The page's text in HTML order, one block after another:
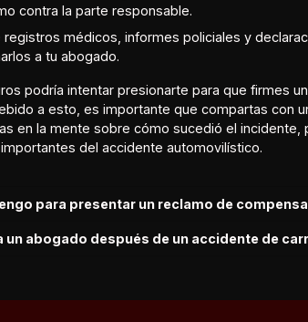
contra la parte responsable.
registros médicos, informes policiales y
a tu abogado.
podría intentar presionarte para que firmes
a esto, es importante que compartas con
en la mente sobre cómo sucedió el incidente,
del accidente automovilístico.
para presentar un reclamo de
un abogado después de un accidente de